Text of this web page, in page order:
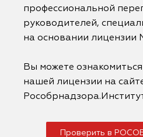
профессиональной
руководителей,
на основании лицензии
Вы можете
нашей лицензии на
Проверить в